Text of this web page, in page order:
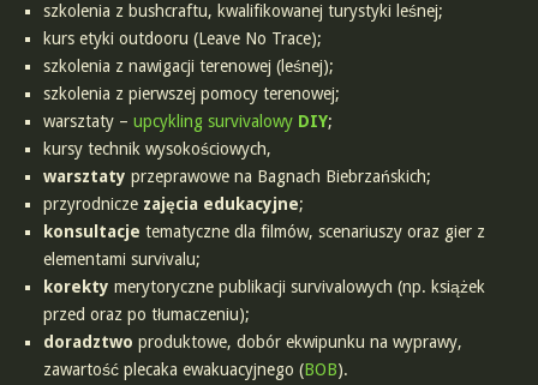
szkolenia z bushcraftu, kwalifikowanej turystyki leśnej;
kurs etyki outdooru (Leave No Trace);
szkolenia z nawigacji terenowej (leśnej);
szkolenia z pierwszej pomocy terenowej;
warsztaty – upcykling survivalowy DIY;
kursy technik wysokościowych,
warsztaty przeprawowe na Bagnach Biebrzańskich;
przyrodnicze zajęcia edukacyjne;
konsultacje tematyczne dla filmów, scenariuszy oraz gier z
elementami survivalu;
korekty merytoryczne publikacji survivalowych (np. książek
przed oraz po tłumaczeniu);
doradztwo produktowe, dobór ekwipunku na wyprawy,
zawartość plecaka ewakuacyjnego (BOB).